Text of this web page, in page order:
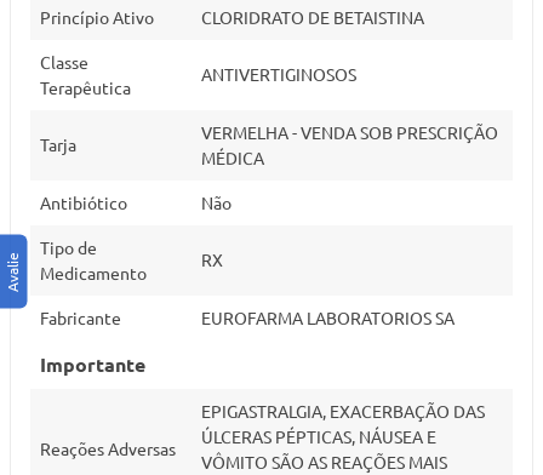
Princípio Ativo CLORIDRATO DE BETAISTINA
Classe
Terapêutica
ANTIVERTIGINOSOS
Tarja
VERMELHA - VENDA SOB PRESCRIÇÃO
MÉDICA
Antibiótico Não
Tipo de
Medicamento
RX
Fabricante EUROFARMA LABORATORIOS SA
Importante
Reações Adversas
EPIGASTRALGIA, EXACERBAÇÃO DAS
ÚLCERAS PÉPTICAS, NÁUSEA E
VÔMITO SÃO AS REAÇÕES MAIS